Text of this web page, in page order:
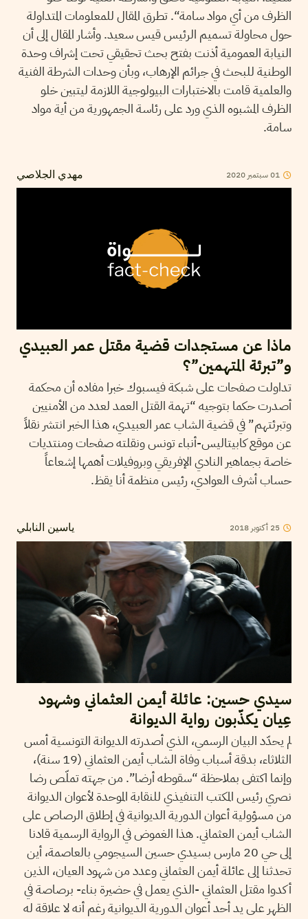
الظرف من أي مواد سامة“. تطرق المقال للمعلومات المتداولة
حول محاولة تسميم الرئيس قيس سعيد. وأشار المقال إلى أن
النيابة العمومية أذنت بفتح بحث تحقيقي تحت إشراف وحدة
الوطنية للبحث في جرائم الإرهاب، وبأن وحدات الشرطة الفنية
والعلمية قامت بالاختبارات البيولوجية اللازمة ليتبين خلو
الظرف المشبوه الذي ورد على رئاسة الجمهورية من أية مواد
سامة.
مهدي الجلاصي 01سبتمبر 2020
ماذا عن مستجدات قضية مقتل عمر العبيدي
و”تبرئة المتهمين”؟
تداولت صفحات على شبكة فيسبوك خبرا مفاده أن محكمة
أصدرت حكما بتوجيه “تهمة القتل العمد لعدد من الأمنيين
وتبرئتهم” في قضية الشاب عمر العبيدي، هذا الخبر انتشر نقلاً
عن موقع كابيتاليس-أنباء تونس ونقلته صفحات ومنتديات
خاصة بجماهير النادي الإفريقي وبروفيلات أهمها إشعاعاً
حساب أشرف العوادي، رئيس منظمة أنا يقظ.
ياسين النابلي 25 أكتوبر 2018
سيدي حسين: عائلة أيمن العثماني وشهود
عِيان يكذّبون رواية الديوانة
لم يحدّد البيان الرسمي، الذي أصدرته الديوانة التونسية أمس
الثلاثاء، بدقة أسباب وفاة الشاب أيمن العثماني (19 سنة)،
وإنما اكتفى بملاحظة “سقوطه أرضا”. من جهته تملّص رضا
نصري رئيس المكتب التنفيذي للنقابة الموحدة لأعوان الديوانة
من مسؤولية أعوان الدورية الديوانية في إطلاق الرصاص على
الشاب أيمن العثماني. هذا الغموض في الرواية الرسمية قادنا
إلى حي 20 مارس بسيدي حسين السيجومي بالعاصمة، أين
تحدثنا إلى عائلة أيمن العثماني وعدد من شهود العيان، الذين
أكدوا مقتل العثماني -الذي يعمل في حضيرة بناء- برصاصة في
الظهر على يد أحد أعوان الدورية الديوانية رغم أنه لا علاقة له